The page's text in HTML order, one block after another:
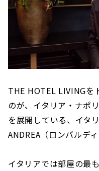
THE HOTEL LIVINGを
のが、イタリア・ナポ
を展開している、イタ
ANDREA（ロンバルデ
イタリアでは部屋の最